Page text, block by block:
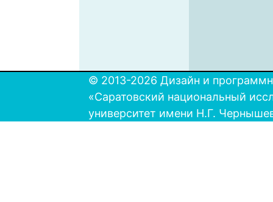
© 2013-2026 Дизайн и
«Саратовский национальный
университет имени Н.Г.